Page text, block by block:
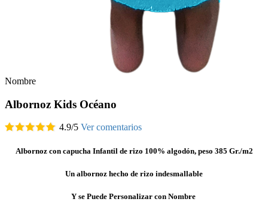
Nombre
Albornoz Kids Océano
4.9/5 Ver comentarios
Albornoz con capucha Infantil de rizo 100% algodón, peso 385 Gr./m2
Un albornoz hecho de rizo indesmallable
Y se Puede Personalizar con Nombre